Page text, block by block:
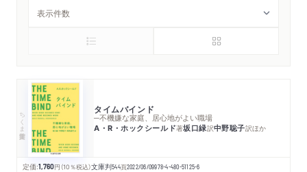
ちくま学芸文庫 タイムバインド
─不機嫌な家庭、居心地がよい職場
A・R・ホックシールド著坂口緑訳中野聡子訳ほか
定価:1,760円 （10％税込）文庫判544頁2022/06/09978-4-480-51125-6